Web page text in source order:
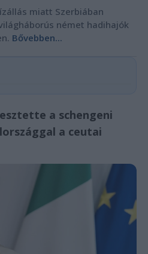
miatt Szerbiában
német hadihajók
Bővebben...
a schengeni
a ceutai